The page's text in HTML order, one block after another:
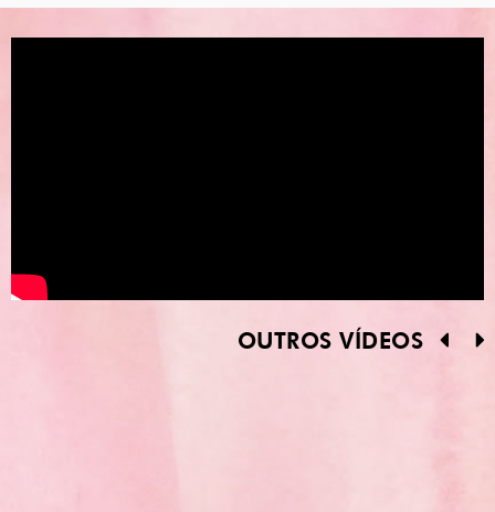
OUTROS VÍDEOS